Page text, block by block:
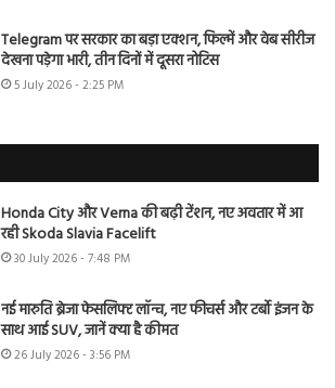
Telegram पर सरकार का बड़ा एक्शन, फिल्में और वेब सीरीज
देखना पड़ेगा भारी, तीन दिनों में दूसरा नोटिस
5 July 2026 - 2:25 PM
Honda City और Verna की बढ़ी टेंशन, नए अवतार में आ
रही Skoda Slavia Facelift
30 July 2026 - 7:48 PM
नई मारुति ब्रेजा फेसलिफ्ट लॉन्च, नए फीचर्स और टर्बो इंजन के
साथ आई SUV, जानें क्या है कीमत
26 July 2026 - 3:56 PM